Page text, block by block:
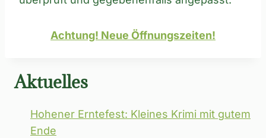
Achtung! Neue Öffnungszeiten!
Aktuelles
Hohener Erntefest: Kleines Krimi mit gutem
Ende